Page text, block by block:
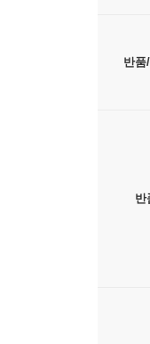
반품
반